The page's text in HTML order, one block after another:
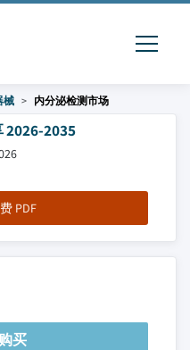
械 内分泌检测市场
2026-2035
PDF
买